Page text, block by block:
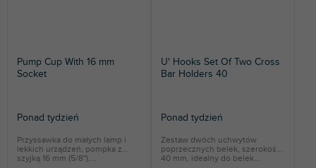
Pump Cup With 16 mm
Socket
Ponad tydzień
Przyssawka do małych lamp i
lekkich urządzeń, pompka z
szyjką 16 mm (5/8''),...
U' Hooks Set Of Two Cross
Bar Holders 40
Ponad tydzień
Zestaw dwóch uchwytów
poprzecznych belek, szerokość
40 mm, idealny do belek...